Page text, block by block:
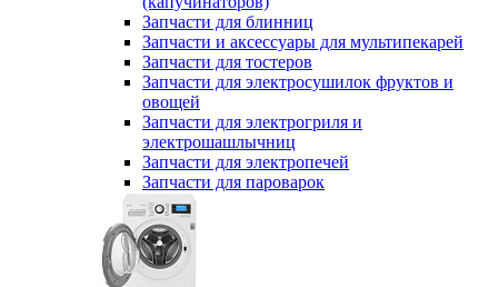
Запчасти для блинниц
Запчасти и аксессуары для мультипекарей
Запчасти для тостеров
Запчасти для электросушилок фруктов и
овощей
Запчасти для электрогриля и
электрошашлычниц
Запчасти для электропечей
Запчасти для пароварок